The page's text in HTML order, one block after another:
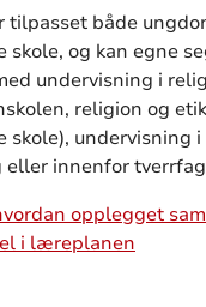
tilpasset både
skole, og kan egne
undervisning i
religion og
skole), undervisning
eller innenfor
opplegget
i læreplanen